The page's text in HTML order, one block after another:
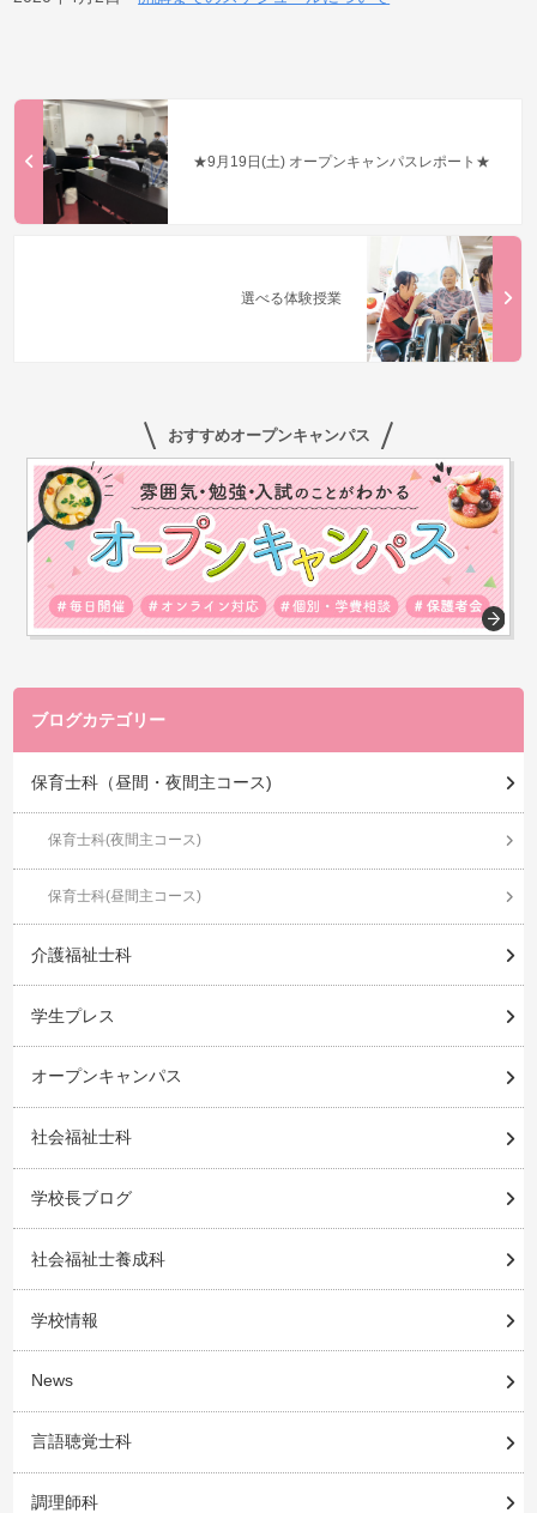
★9月19日(土) オープンキャンパスレポート★
選べる体験授業
おすすめオープンキャンパス
ブログカテゴリー
保育士科（昼間・夜間主コース)
保育士科(夜間主コース)
保育士科(昼間主コース)
介護福祉士科
学生プレス
オープンキャンパス
社会福祉士科
学校長ブログ
社会福祉士養成科
学校情報
News
言語聴覚士科
調理師科